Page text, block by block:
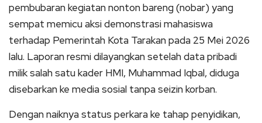
pembubaran kegiatan nonton bareng (nobar) yang
sempat memicu aksi demonstrasi mahasiswa
terhadap Pemerintah Kota Tarakan pada 25 Mei 2026
lalu. Laporan resmi dilayangkan setelah data pribadi
milik salah satu kader HMI, Muhammad Iqbal, diduga
disebarkan ke media sosial tanpa seizin korban.
Dengan naiknya status perkara ke tahap penyidikan,